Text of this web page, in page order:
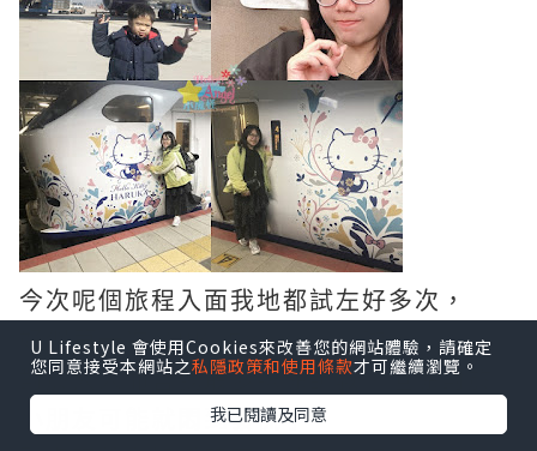
U Lifestyle 會使用Cookies來改善您的網站體驗，請確定
您同意接受本網站之私隱政策和使用條款才可繼續瀏覽。
我已閱讀及同意
今次呢個旅程入面我地都試左好多次，
好似第一次坐HK Express 啦，
對於大人而言我最多咪係訓教，但係對於
小朋友可能就悶到發慌了，